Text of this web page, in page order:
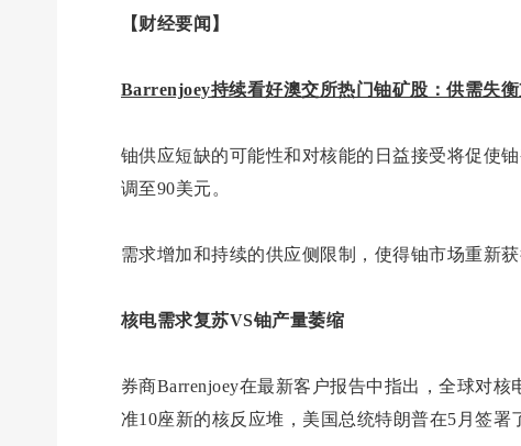
【财经要闻】
Barrenjoey持续看好澳交所热门铀矿股：供需失
铀供应短缺的可能性和对核能的日益接受将促使铀
调至90美元。
需求增加和持续的供应侧限制，使得铀市场重新获
核电需求复苏VS铀产量萎缩
券商Barrenjoey在最新客户报告中指出，全球对
准10座新的核反应堆，美国总统特朗普在5月签署